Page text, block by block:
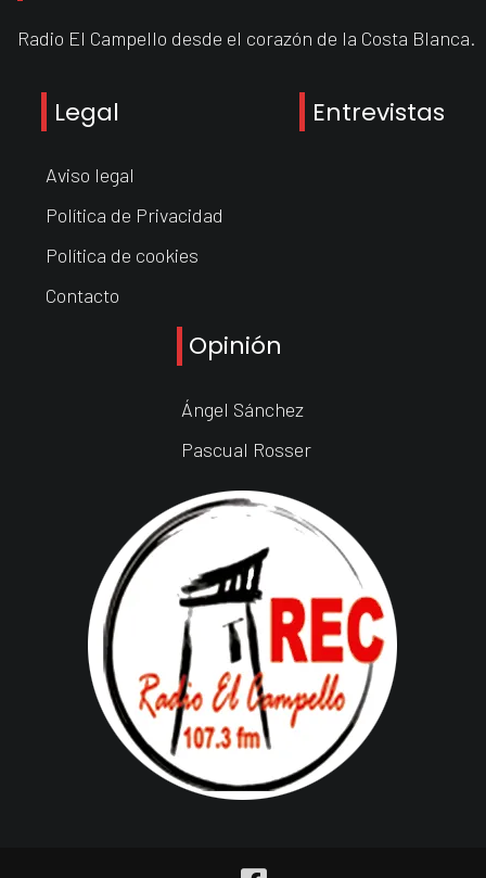
Radio El Campello desde el corazón de la Costa Blanca.
Legal
Aviso legal
Política de Privacidad
Política de cookies
Contacto
Entrevistas
Opinión
Ángel Sánchez
Pascual Rosser